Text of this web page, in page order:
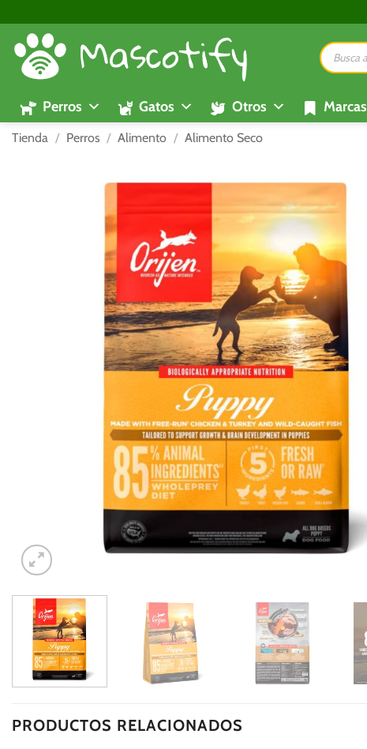
al
contenido
Búsqueda
de
productos
Perros Gatos Otros Marcas
Tienda / Perros / Alimento / Alimento Seco
PRODUCTOS RELACIONADOS